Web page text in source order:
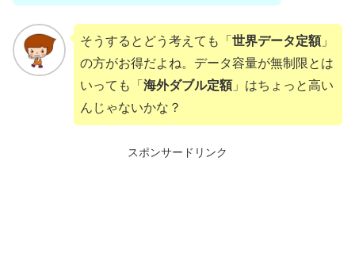
そうするとどう考えても「 世界データ定額」
の方がお得だよね。データ容量が無制限とは
いっても「 海外ダブル定額」はちょっと高い
んじゃないかな？
スポンサードリンク